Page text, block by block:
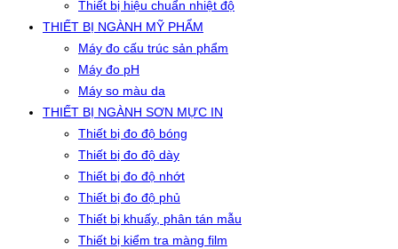
Thiết bị hiệu chuẩn nhiệt độ
THIẾT BỊ NGÀNH MỸ PHẨM
Máy đo cấu trúc sản phẩm
Máy đo pH
Máy so màu da
THIẾT BỊ NGÀNH SƠN MỰC IN
Thiết bị đo độ bóng
Thiết bị đo độ dày
Thiết bị đo độ nhớt
Thiết bị đo độ phủ
Thiết bị khuấy, phân tán mẫu
Thiết bị kiểm tra màng film